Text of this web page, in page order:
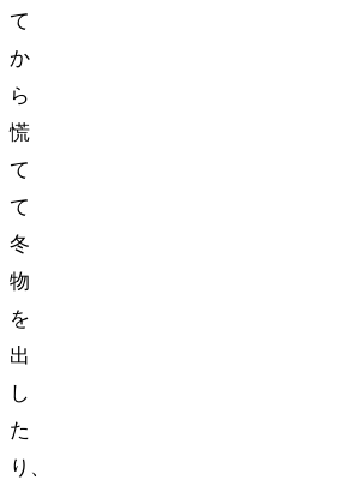
て
か
ら
慌
て
て
冬
物
を
出
し
た
り、